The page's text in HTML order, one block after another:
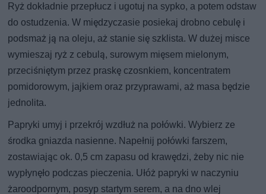
Ryż dokładnie przepłucz i ugotuj na sypko, a potem odstaw
do ostudzenia. W międzyczasie posiekaj drobno cebulę i
podsmaż ją na oleju, aż stanie się szklista. W dużej misce
wymieszaj ryż z cebulą, surowym mięsem mielonym,
przeciśniętym przez praskę czosnkiem, koncentratem
pomidorowym, jajkiem oraz przyprawami, aż masa będzie
jednolita.
Papryki umyj i przekrój wzdłuż na połówki. Wybierz ze
środka gniazda nasienne. Napełnij połówki farszem,
zostawiając ok. 0,5 cm zapasu od krawędzi, żeby nic nie
wypłynęło podczas pieczenia. Ułóż papryki w naczyniu
żaroodpornym, posyp startym serem, a na dno wlej